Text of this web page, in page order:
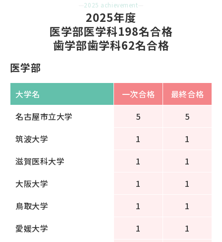
2025 achievement
2025年度
医学部医学科198名合格
歯学部歯学科62名合格
医学部
大学名 一次合格
最終合格
名古屋市立大学
5
5
筑波大学
1
1
滋賀医科大学
1
1
大阪大学
1
1
鳥取大学
1
1
愛媛大学
1
1